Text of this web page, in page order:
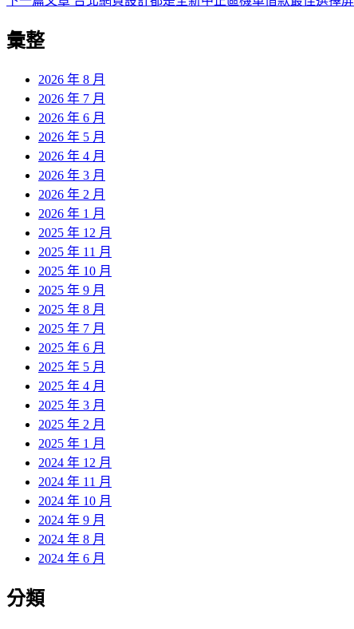
章
導
章:
彙整
2026 年 8 月
2026 年 7 月
2026 年 6 月
2026 年 5 月
2026 年 4 月
2026 年 3 月
2026 年 2 月
2026 年 1 月
2025 年 12 月
2025 年 11 月
2025 年 10 月
2025 年 9 月
2025 年 8 月
2025 年 7 月
2025 年 6 月
2025 年 5 月
2025 年 4 月
2025 年 3 月
2025 年 2 月
2025 年 1 月
2024 年 12 月
2024 年 11 月
2024 年 10 月
2024 年 9 月
2024 年 8 月
2024 年 6 月
分類